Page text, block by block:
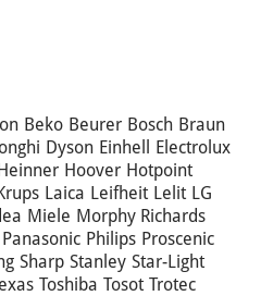
Beko Beurer Bosch Braun
Dyson Einhell
Electrolux
Hoover Hotpoint
Laica Leifheit Lelit LG
Miele Morphy Richards
Panasonic Philips Proscenic
Sharp Stanley Star-Light
Toshiba Tosot Trotec